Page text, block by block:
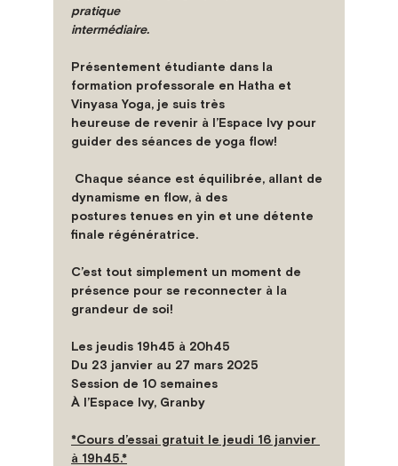
pratique
intermédiaire.
Présentement étudiante dans la
formation professorale en Hatha et
Vinyasa Yoga, je suis très
heureuse de revenir à l’Espace Ivy pour
guider des séances de yoga flow!
dynamisme en flow, à des
postures tenues en yin et une détente
finale régénératrice.
C’est tout simplement un moment de
présence pour se reconnecter à la
grandeur de soi!
Les jeudis 19h45 à 20h45
Du 23 janvier au 27 mars 2025
Session de 10 semaines
À l’Espace Ivy, Granby
*Cours d’essai gratuit le jeudi 16 janvier
à 19h45.*